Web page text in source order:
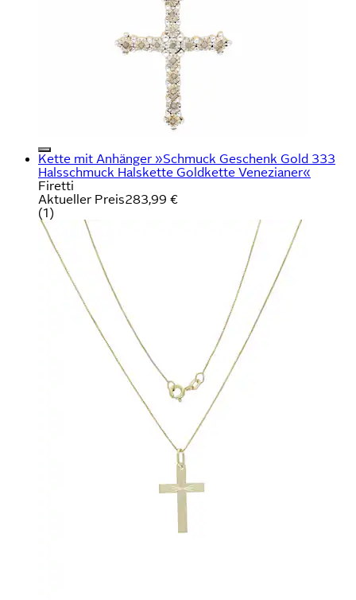
Kette mit Anhänger »Schmuck Geschenk Gold 333
Halsschmuck Halskette Goldkette Venezianer«
Firetti
Aktueller Preis283,99 €
(1)